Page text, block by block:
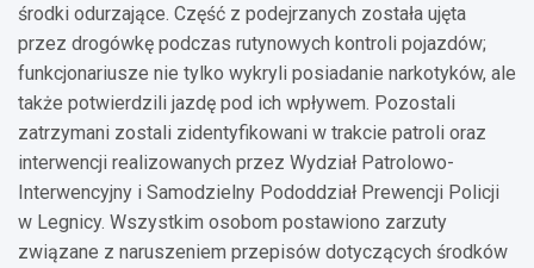
środki odurzające. Część z podejrzanych została ujęta
przez drogówkę podczas rutynowych kontroli pojazdów;
funkcjonariusze nie tylko wykryli posiadanie narkotyków, ale
także potwierdzili jazdę pod ich wpływem. Pozostali
zatrzymani zostali zidentyfikowani w trakcie patroli oraz
interwencji realizowanych przez Wydział Patrolowo-
Interwencyjny i Samodzielny Pododdział Prewencji Policji
w Legnicy. Wszystkim osobom postawiono zarzuty
związane z naruszeniem przepisów dotyczących środków